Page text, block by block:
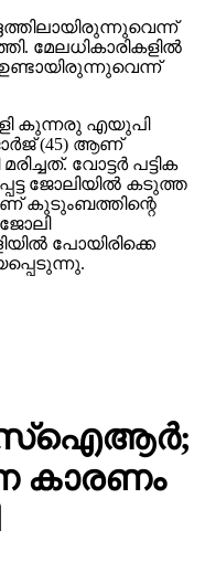
മേലധികാരികളില്‍
കുന്നരു എയുപി
(45) ആണ്
വോട്ടര്‍ പട്ടിക
ജോലിയില്‍ കടുത്ത
കുടുംബത്തിന്റെ
പോയിരിക്കെ
കാരണം